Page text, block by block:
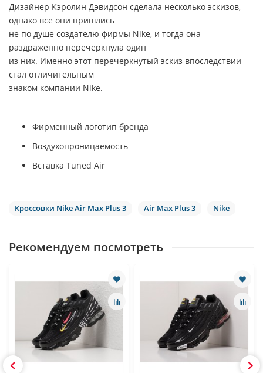
Дизайнер Кэролин Дэвидсон сделала несколько эскизов,
однако все они пришлись
не по душе создателю фирмы Nike, и тогда она
раздраженно перечеркнула один
из них. Именно этот перечеркнутый эскиз впоследствии
стал отличительным
знаком компании Nike.
Фирменный логотип бренда
Воздухопроницаемость
Вставка Tuned Air
Кроссовки Nike Air Max Plus 3 Air Max Plus 3 Nike
Рекомендуем посмотреть